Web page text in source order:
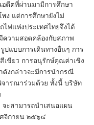
อดีตที่ผ่านมามีการศึกษา
ง แต่การศึกษายังไม่
ฟแห่งประเทศไทยจึงได้
วามสอดคล้องกับสภาพ
ปแบบการเดินทางอื่นๆ การ
ขียว การอนุรักษ์คุณค่าเชิง
ดังกล่าวจะมีการนำกรณี
จารณาร่วมด้วย ทั้งนี้ บริษัท
จะสามารถนำเสนอแผน
จิกายน ๒๕๖๔